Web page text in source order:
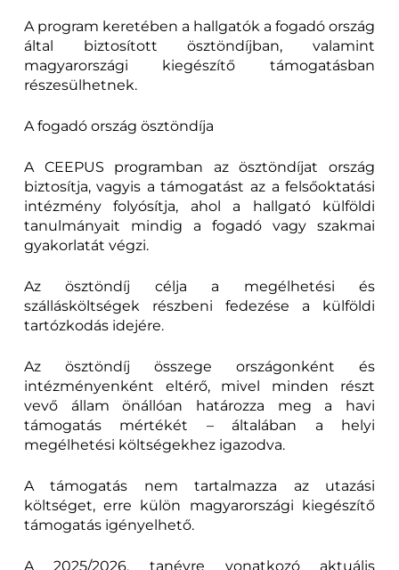
A program keretében a hallgatók a fogadó ország
által biztosított ösztöndíjban, valamint
magyarországi kiegészítő támogatásban
részesülhetnek.
A fogadó ország ösztöndíja
A CEEPUS programban az ösztöndíjat ország
biztosítja, vagyis a támogatást az a felsőoktatási
intézmény folyósítja, ahol a hallgató külföldi
tanulmányait mindig a fogadó vagy szakmai
gyakorlatát végzi.
Az ösztöndíj célja a megélhetési és
szállásköltségek részbeni fedezése a külföldi
tartózkodás idejére.
Az ösztöndíj összege országonként és
intézményenként eltérő, mivel minden részt
vevő állam önállóan határozza meg a havi
támogatás mértékét – általában a helyi
megélhetési költségekhez igazodva.
A támogatás nem tartalmazza az utazási
költséget, erre külön magyarországi kiegészítő
támogatás igényelhető.
A 2025/2026. tanévre vonatkozó aktuális